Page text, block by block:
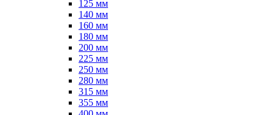
125 мм
140 мм
160 мм
180 мм
200 мм
225 мм
250 мм
280 мм
315 мм
355 мм